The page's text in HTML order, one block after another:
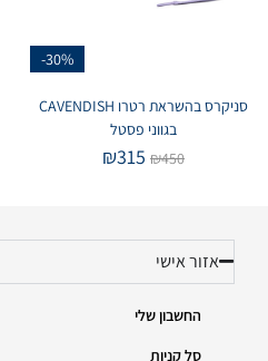
-30%
סניקרס בהשראת רטרו CAVENDISH
בגווני פסטל
₪450
₪315
אזור אישי
החשבון שלי
סל קניות